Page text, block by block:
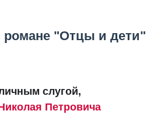
романе "Отцы и дети"
слугой,
Петровича